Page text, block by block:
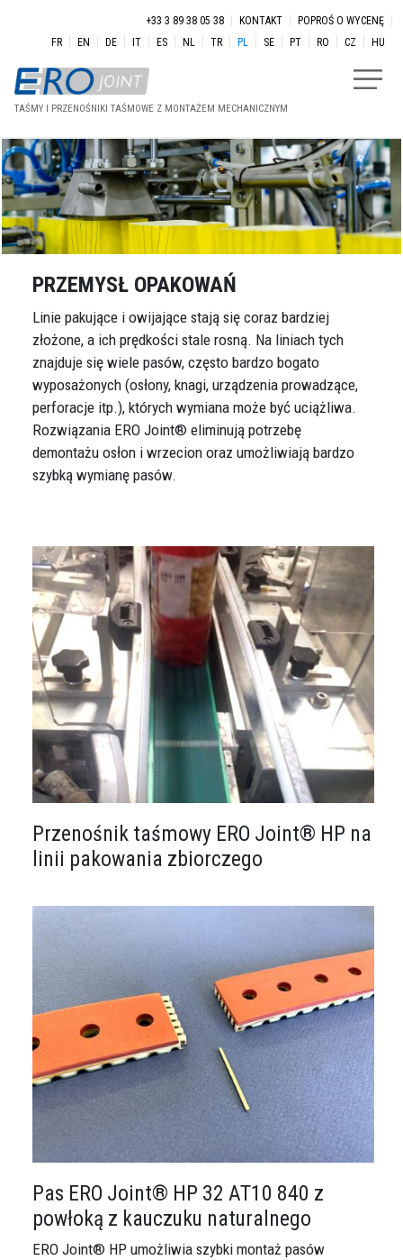
Menu secondaire
+33 3 89 38 05 38 KONTAKT
POPROŚ O WYCENĘ
FR
EN DE IT ES NL TR PL SE PT RO CZ HU
TAŚMY I PRZENOŚNIKI TAŚMOWE Z MONTAŻEM MECHANICZNYM
PRZEMYSŁ OPAKOWAŃ
Linie pakujące i owijające stają się coraz bardziej
złożone, a ich prędkości stale rosną. Na liniach tych
znajduje się wiele pasów, często bardzo bogato
wyposażonych (osłony, knagi, urządzenia prowadzące,
perforacje itp.), których wymiana może być uciążliwa.
Rozwiązania ERO Joint® eliminują potrzebę
demontażu osłon i wrzecion oraz umożliwiają bardzo
szybką wymianę pasów.
Obraz
Przenośnik taśmowy ERO Joint® HP na
linii pakowania zbiorczego
Pas ERO Joint® HP 32 AT10 840 z
powłoką z kauczuku naturalnego
ERO Joint® HP umożliwia szybki montaż pasów